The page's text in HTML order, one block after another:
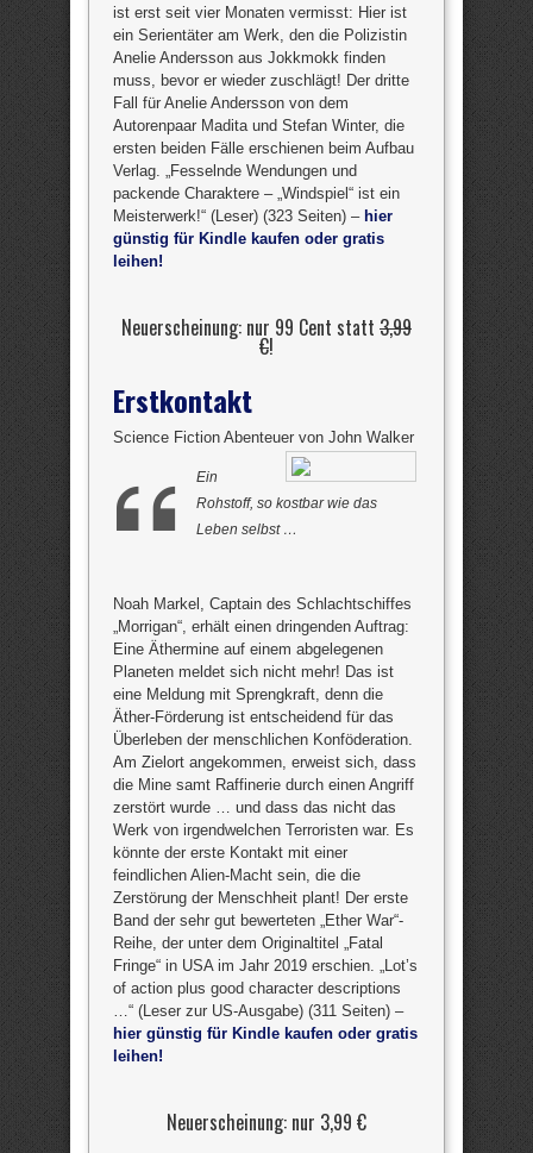
ist erst seit vier Monaten vermisst: Hier ist
ein Serientäter am Werk, den die Polizistin
Anelie Andersson aus Jokkmokk finden
muss, bevor er wieder zuschlägt! Der dritte
Fall für Anelie Andersson von dem
Autorenpaar Madita und Stefan Winter, die
ersten beiden Fälle erschienen beim Aufbau
Verlag. „Fesselnde Wendungen und
packende Charaktere – „Windspiel“ ist ein
Meisterwerk!“ (Leser) (323 Seiten) – hier
günstig für Kindle kaufen oder gratis
leihen!
Neuerscheinung: nur 99 Cent statt 3,99
€!
Erstkontakt
Science Fiction Abenteuer von John Walker
Ein
Rohstoff, so kostbar wie das
Leben selbst …
Noah Markel, Captain des Schlachtschiffes
„Morrigan“, erhält einen dringenden Auftrag:
Eine Äthermine auf einem abgelegenen
Planeten meldet sich nicht mehr! Das ist
eine Meldung mit Sprengkraft, denn die
Äther-Förderung ist entscheidend für das
Überleben der menschlichen Konföderation.
Am Zielort angekommen, erweist sich, dass
die Mine samt Raffinerie durch einen Angriff
zerstört wurde … und dass das nicht das
Werk von irgendwelchen Terroristen war. Es
könnte der erste Kontakt mit einer
feindlichen Alien-Macht sein, die die
Zerstörung der Menschheit plant! Der erste
Band der sehr gut bewerteten „Ether War“-
Reihe, der unter dem Originaltitel „Fatal
Fringe“ in USA im Jahr 2019 erschien. „Lot’s
of action plus good character descriptions
…“ (Leser zur US-Ausgabe) (311 Seiten) –
hier günstig für Kindle kaufen oder gratis
leihen!
Neuerscheinung: nur 3,99 €